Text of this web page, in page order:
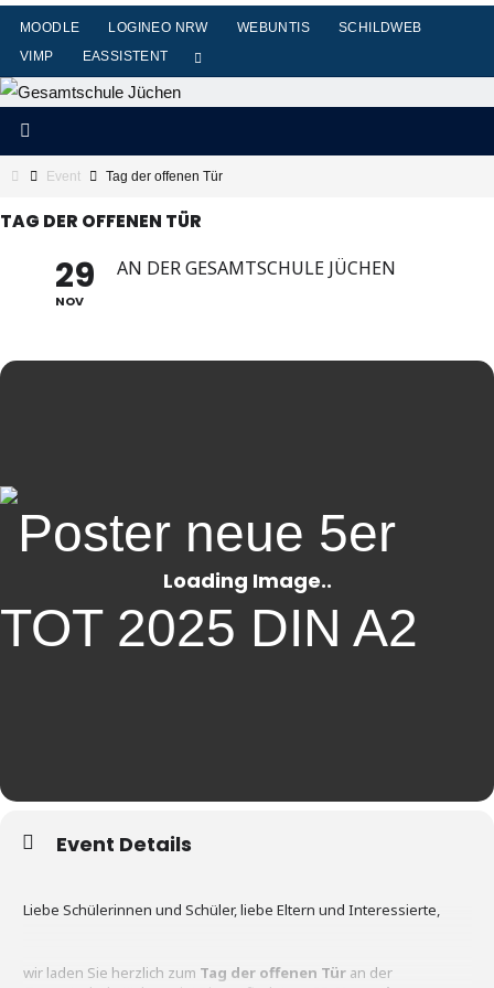
Zum
Inhalt
springen
MOODLE LOGINEO NRW WEBUNTIS
SCHILDWEB
VIMP
EASSISTENT
StartEvent Tag der offenen Tür
TAG DER OFFENEN TÜR
29
NOV
AN DER GESAMTSCHULE JÜCHEN
Event Details
Liebe Schülerinnen und Schüler, liebe Eltern und Interessierte,
wir laden Sie herzlich zum Tag der offenen Tür an der